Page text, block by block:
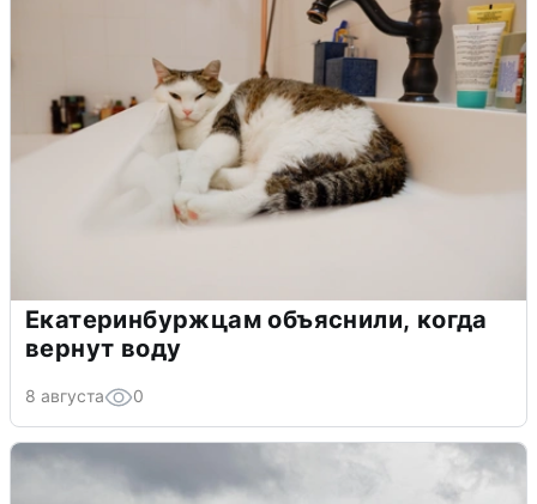
Екатеринбуржцам объяснили, когда
вернут воду
8 августа 0